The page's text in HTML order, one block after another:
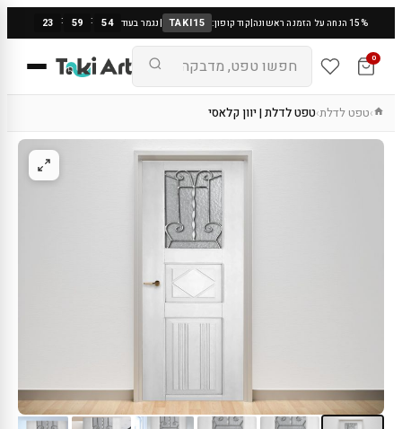
15% הנחה על הזמנה ראשונה |קוד קופון: TAKI15
|נגמר בעוד 23 : 59 : 53
0
›טפט לדלת›טפט לדלת | יוון קלאסי